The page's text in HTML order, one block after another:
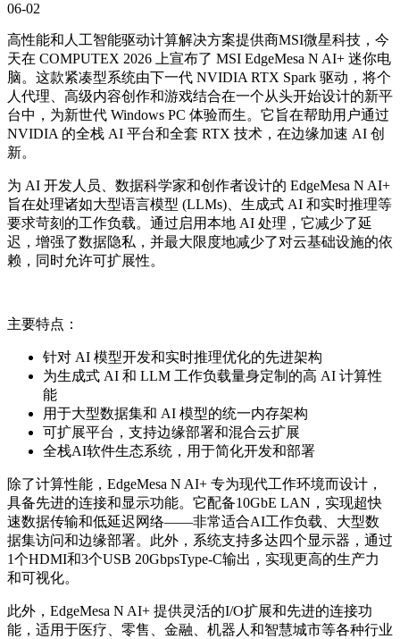
06-02
高性能和人工智能驱动计算解决方案提供商MSI微星科技 ，今
天在 COMPUTEX 2026 上宣布了 MSI EdgeMesa N AI+ 迷你电
脑。这款紧凑型系统由下一代 NVIDIA RTX Spark 驱动，将个
人代理、高级内容创作和游戏结合在一个从头开始设计的新平
台中，为新世代 Windows PC 体验而生。它旨在帮助用户通过
NVIDIA 的全栈 AI 平台和全套 RTX 技术，在边缘加速 AI 创
新。
为 AI 开发人员、数据科学家和创作者设计的 EdgeMesa N AI+
旨在处理诸如大型语言模型 (LLMs)、生成式 AI 和实时推理等
要求苛刻的工作负载。通过启用本地 AI 处理，它减少了延
迟，增强了数据隐私，并最大限度地减少了对云基础设施的依
赖，同时允许可扩展性。
主要特点：
针对 AI 模型开发和实时推理优化的先进架构
为生成式 AI 和 LLM 工作负载量身定制的高 AI 计算性
能
用于大型数据集和 AI 模型的统一内存架构
可扩展平台，支持边缘部署和混合云扩展
全栈AI软件生态系统，用于简化开发和部署
除了计算性能，EdgeMesa N AI+ 专为现代工作环境而设计，
具备先进的连接和显示功能。它配备10GbE LAN，实现超快
速数据传输和低延迟网络——非常适合AI工作负载、大型数
据集访问和边缘部署。此外，系统支持多达四个显示器，通过
1个HDMI和3个USB 20GbpsType-C输出，实现更高的生产力
和可视化。
此外，EdgeMesa N AI+ 提供灵活的I/O扩展和先进的连接功
能，适用于医疗、零售、金融、机器人和智慧城市等各种行业